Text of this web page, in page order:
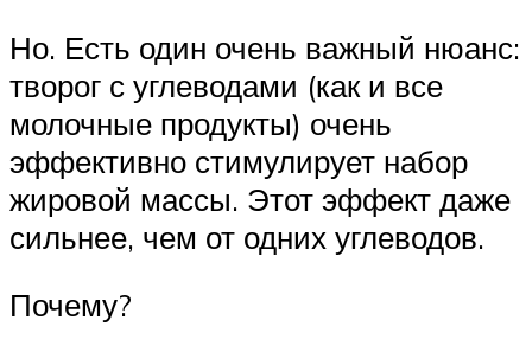
Но. Есть один очень важный нюанс:
творог с углеводами (как и все
молочные продукты) очень
эффективно стимулирует набор
жировой массы. Этот эффект даже
сильнее, чем от одних углеводов.
Почему?